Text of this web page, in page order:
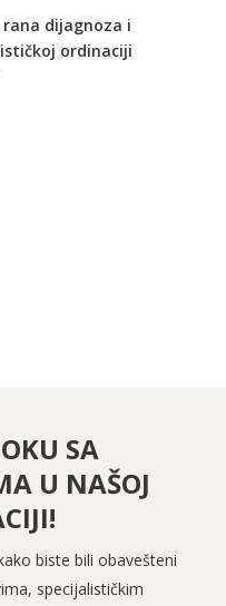
rana dijagnoza i
ordinaciji
SA
U NAŠOJ
biste bili obavešteni
specijalističkim